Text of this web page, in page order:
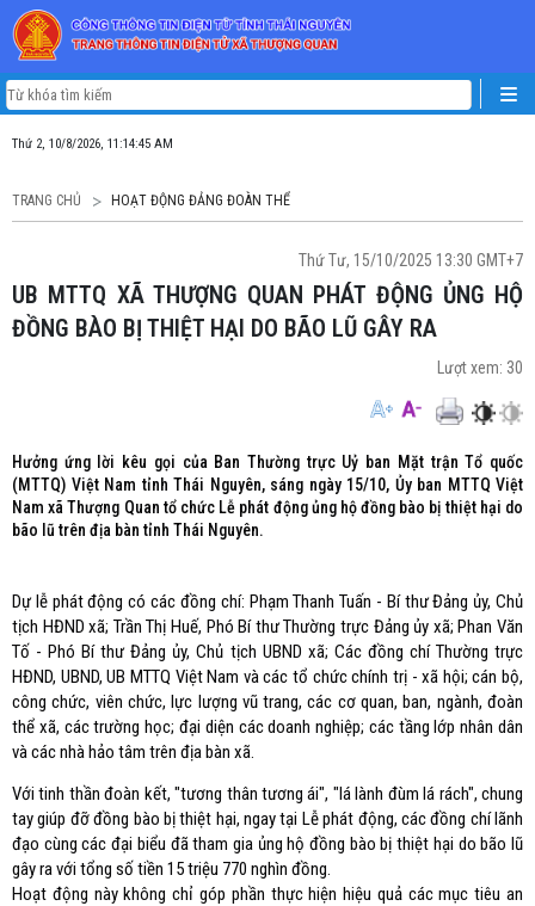
Thứ 2, 10/8/2026, 11:14:46 AM
TRANG CHỦ HOẠT ĐỘNG ĐẢNG ĐOÀN THỂ
Thứ Tư, 15/10/2025 13:30 GMT+7
UB MTTQ XÃ THƯỢNG QUAN PHÁT ĐỘNG ỦNG HỘ
ĐỒNG BÀO BỊ THIỆT HẠI DO BÃO LŨ GÂY RA
Lượt xem: 30
Hưởng ứng lời kêu gọi của Ban Thường trực Uỷ ban Mặt trận Tổ quốc
(MTTQ) Việt Nam tỉnh Thái Nguyên, sáng ngày 15/10, Ủy ban MTTQ Việt
Nam xã Thượng Quan tổ chức Lễ phát động ủng hộ đồng bào bị thiệt hại do
bão lũ trên địa bàn tỉnh Thái Nguyên.
Dự lễ phát động có các đồng chí: Phạm Thanh Tuấn - Bí thư Đảng ủy, Chủ
tịch HĐND xã; Trần Thị Huế, Phó Bí thư Thường trực Đảng ủy xã; Phan Văn
Tố - Phó Bí thư Đảng ủy, Chủ tịch UBND xã; Các đồng chí Thường trực
HĐND, UBND, UB MTTQ Việt Nam và các tổ chức chính trị - xã hội; cán bộ,
công chức, viên chức, lực lượng vũ trang, các cơ quan, ban, ngành, đoàn
thể xã, các trường học; đại diện các doanh nghiệp; các tầng lớp nhân dân
và các nhà hảo tâm trên địa bàn xã.
Với tinh thần đoàn kết, "tương thân tương ái", "lá lành đùm lá rách", chung
tay giúp đỡ đồng bào bị thiệt hại, ngay tại Lễ phát động, các đồng chí lãnh
đạo cùng các đại biểu đã tham gia ủng hộ đồng bào bị thiệt hại do bão lũ
gây ra với tổng số tiền 15 triệu 770 nghìn đồng.
Hoạt động này không chỉ góp phần thực hiện hiệu quả các mục tiêu an